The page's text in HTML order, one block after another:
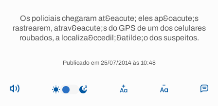
Os policiais chegaram at&eacute; eles ap&oacute;s
rastrearem, atrav&eacute;s do GPS de um dos celulares
roubados, a localiza&ccedil;&atilde;o dos suspeitos.
Publicado em 25/07/2014 às 10:48